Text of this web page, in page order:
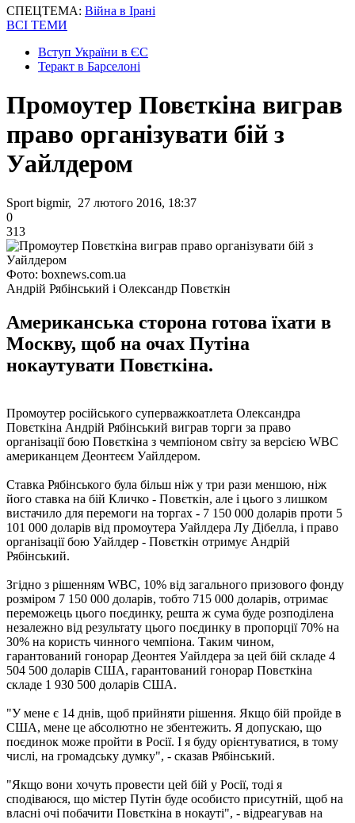
СПЕЦТЕМА: Війна в Ірані
ВСІ ТЕМИ
Вступ України в ЄС
Теракт в Барселоні
Промоутер Повєткіна виграв
право організувати бій з
Уайлдером
Sport bigmir, 27 лютого 2016, 18:37
0
313
Фото: boxnews.com.ua
Андрій Рябінський і Олександр Повєткін
Американська сторона готова їхати в
Москву, щоб на очах Путіна
нокаутувати Повєткіна.
Промоутер російського суперважкоатлета Олександра
Повєткіна Андрій Рябінський виграв торги за право
організації бою Повєткіна з чемпіоном світу за версією WBC
американцем Деонтеєм Уайлдером.
Ставка Рябінського була більш ніж у три рази меншою, ніж
його ставка на бій Кличко - Повєткін, але і цього з лишком
вистачило для перемоги на торгах - 7 150 000 доларів проти 5
101 000 доларів від промоутера Уайлдера Лу Дібелла, і право
організації бою Уайлдер - Повєткін отримує Андрій
Рябінський.
Згідно з рішенням WBC, 10% від загального призового фонду
розміром 7 150 000 доларів, тобто 715 000 доларів, отримає
переможець цього поєдинку, решта ж сума буде розподілена
незалежно від результату цього поєдинку в пропорції 70% на
30% на користь чинного чемпіона. Таким чином,
гарантований гонорар Деонтея Уайлдера за цей бій складе 4
504 500 доларів США, гарантований гонорар Повєткіна
складе 1 930 500 доларів США.
"У мене є 14 днів, щоб прийняти рішення. Якщо бій пройде в
США, мене це абсолютно не збентежить. Я допускаю, що
поєдинок може пройти в Росії. І я буду орієнтуватися, в тому
числі, на громадську думку", - сказав Рябінський.
"Якщо вони хочуть провести цей бій у Росії, тоді я
сподіваюся, що містер Путін буде особисто присутній, щоб на
власні очі побачити Повєткіна в нокауті", - відреагував на